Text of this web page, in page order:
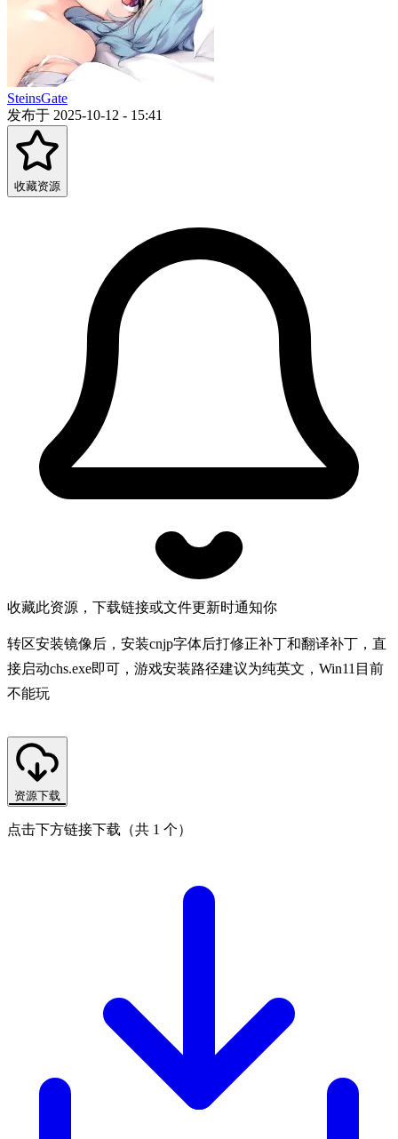
SteinsGate
发布于 2025-10-12 - 15:41
收藏资源
收藏此资源，下载链接或文件更新时通知你
转区安装镜像后，安装cnjp字体后打修正补丁和翻译补丁，直
接启动chs.exe即可，游戏安装路径建议为纯英文，Win11目前
不能玩
资源下载
点击下方链接下载（共 1 个）